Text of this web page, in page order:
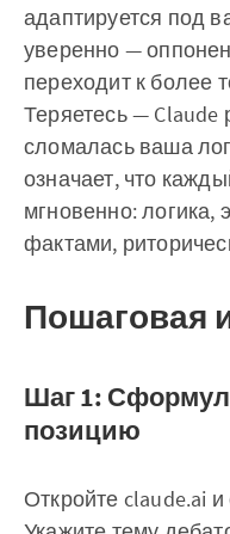
адаптируется под
уверенно —
переходит к более
Теряетесь — Claude
сломалась ваша
означает, что
мгновенно: логика,
фактами,
Пошаговая
Шаг 1:
позицию
Откройте claude.ai